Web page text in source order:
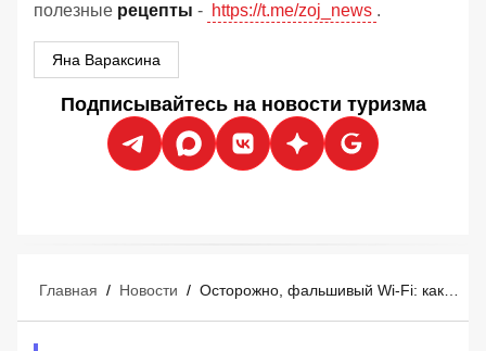
полезные рецепты - https://t.me/zoj_news .
Яна Вараксина
Подписывайтесь на новости туризма
Главная / Новости /